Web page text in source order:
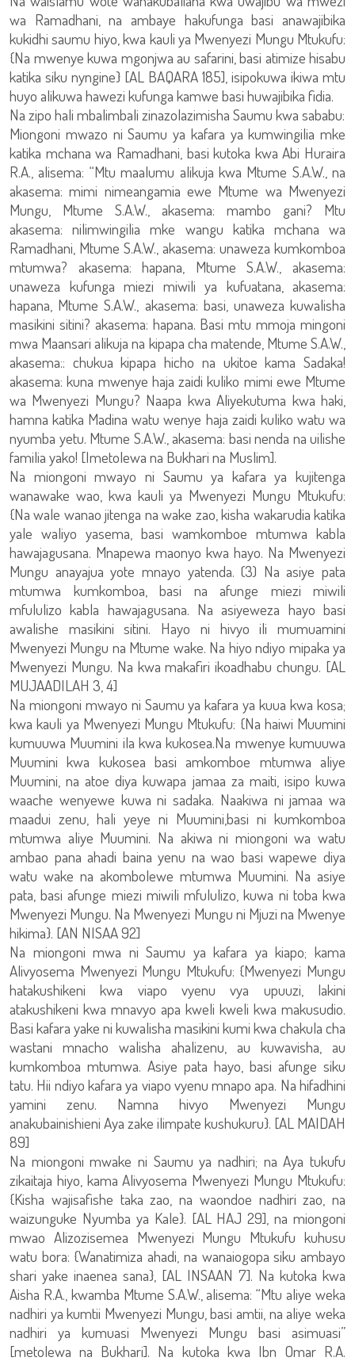
wa Ramadhani, na ambaye hakufunga basi anawajibika
kukidhi saumu hiyo, kwa kauli ya Mwenyezi Mungu Mtukufu:
{Na mwenye kuwa mgonjwa au safarini, basi atimize hisabu
katika siku nyngine} [AL BAQARA 185], isipokuwa ikiwa mtu
huyo alikuwa hawezi kufunga kamwe basi huwajibika fidia.
Na zipo hali mbalimbali zinazolazimisha Saumu kwa sababu:
Miongoni mwazo ni Saumu ya kafara ya kumwingilia mke
katika mchana wa Ramadhani, basi kutoka kwa Abi Huraira
R.A., alisema: “Mtu maalumu alikuja kwa Mtume S.A.W., na
akasema: mimi nimeangamia ewe Mtume wa Mwenyezi
Mungu, Mtume S.A.W., akasema: mambo gani? Mtu
akasema: nilimwingilia mke wangu katika mchana wa
Ramadhani, Mtume S.A.W., akasema: unaweza kumkomboa
mtumwa? akasema: hapana, Mtume S.A.W., akasema:
unaweza kufunga miezi miwili ya kufuatana, akasema:
hapana, Mtume S.A.W., akasema: basi, unaweza kuwalisha
masikini sitini? akasema: hapana. Basi mtu mmoja mingoni
mwa Maansari alikuja na kipapa cha matende, Mtume S.A.W.,
akasema:: chukua kipapa hicho na ukitoe kama Sadaka!
akasema: kuna mwenye haja zaidi kuliko mimi ewe Mtume
wa Mwenyezi Mungu? Naapa kwa Aliyekutuma kwa haki,
hamna katika Madina watu wenye haja zaidi kuliko watu wa
nyumba yetu. Mtume S.A.W., akasema: basi nenda na uilishe
familia yako! [Imetolewa na Bukhari na Muslim].
Na miongoni mwayo ni Saumu ya kafara ya kujitenga
wanawake wao, kwa kauli ya Mwenyezi Mungu Mtukufu:
{Na wale wanao jitenga na wake zao, kisha wakarudia katika
yale waliyo yasema, basi wamkomboe mtumwa kabla
hawajagusana. Mnapewa maonyo kwa hayo. Na Mwenyezi
Mungu anayajua yote mnayo yatenda. (3) Na asiye pata
mtumwa kumkomboa, basi na afunge miezi miwili
mfululizo kabla hawajagusana. Na asiyeweza hayo basi
awalishe masikini sitini. Hayo ni hivyo ili mumuamini
Mwenyezi Mungu na Mtume wake. Na hiyo ndiyo mipaka ya
Mwenyezi Mungu. Na kwa makafiri ikoadhabu chungu. [AL
MUJAADILAH 3, 4]
Na miongoni mwayo ni Saumu ya kafara ya kuua kwa kosa;
kwa kauli ya Mwenyezi Mungu Mtukufu: {Na haiwi Muumini
kumuuwa Muumini ila kwa kukosea.Na mwenye kumuuwa
Muumini kwa kukosea basi amkomboe mtumwa aliye
Muumini, na atoe diya kuwapa jamaa za maiti, isipo kuwa
waache wenyewe kuwa ni sadaka. Naakiwa ni jamaa wa
maadui zenu, hali yeye ni Muumini,basi ni kumkomboa
mtumwa aliye Muumini. Na akiwa ni miongoni wa watu
ambao pana ahadi baina yenu na wao basi wapewe diya
watu wake na akombolewe mtumwa Muumini. Na asiye
pata, basi afunge miezi miwili mfululizo, kuwa ni toba kwa
Mwenyezi Mungu. Na Mwenyezi Mungu ni Mjuzi na Mwenye
hikima}. [AN NISAA 92]
Na miongoni mwa ni Saumu ya kafara ya kiapo; kama
Alivyosema Mwenyezi Mungu Mtukufu: {Mwenyezi Mungu
hatakushikeni kwa viapo vyenu vya upuuzi, lakini
atakushikeni kwa mnavyo apa kweli kweli kwa makusudio.
Basi kafara yake ni kuwalisha masikini kumi kwa chakula cha
wastani mnacho walisha ahalizenu, au kuwavisha, au
kumkomboa mtumwa. Asiye pata hayo, basi afunge siku
tatu. Hii ndiyo kafara ya viapo vyenu mnapo apa. Na hifadhini
yamini zenu. Namna hivyo Mwenyezi Mungu
anakubainishieni Aya zake ilimpate kushukuru}. [AL MAIDAH
89]
Na miongoni mwake ni Saumu ya nadhiri; na Aya tukufu
zikaitaja hiyo, kama Alivyosema Mwenyezi Mungu Mtukufu:
{Kisha wajisafishe taka zao, na waondoe nadhiri zao, na
waizunguke Nyumba ya Kale}. [AL HAJ 29], na miongoni
mwao Alizozisemea Mwenyezi Mungu Mtukufu kuhusu
watu bora: {Wanatimiza ahadi, na wanaiogopa siku ambayo
shari yake inaenea sana}, [AL INSAAN 7]. Na kutoka kwa
Aisha R.A., kwamba Mtume S.A.W., alisema: “Mtu aliye weka
nadhiri ya kumtii Mwenyezi Mungu, basi amtii, na aliye weka
nadhiri ya kumuasi Mwenyezi Mungu basi asimuasi”
[metolewa na Bukhari]. Na kutoka kwa Ibn Omar R.A.